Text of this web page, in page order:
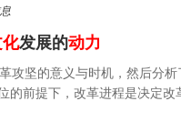
发展的动力
攻坚的意义与时机，然后分析
的前提下，改革进程是决定